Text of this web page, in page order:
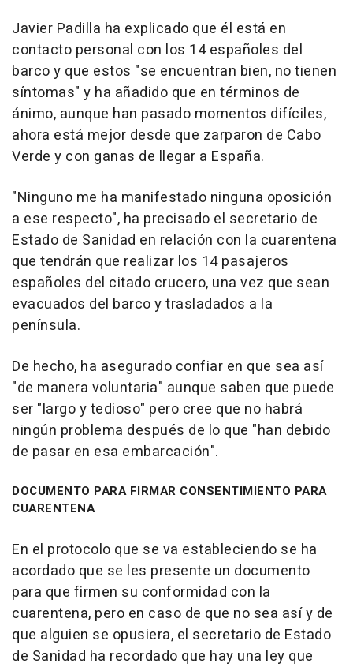
Javier Padilla ha explicado que él está en
contacto personal con los 14 españoles del
barco y que estos "se encuentran bien, no tienen
síntomas" y ha añadido que en términos de
ánimo, aunque han pasado momentos difíciles,
ahora está mejor desde que zarparon de Cabo
Verde y con ganas de llegar a España.
"Ninguno me ha manifestado ninguna oposición
a ese respecto", ha precisado el secretario de
Estado de Sanidad en relación con la cuarentena
que tendrán que realizar los 14 pasajeros
españoles del citado crucero, una vez que sean
evacuados del barco y trasladados a la
península.
De hecho, ha asegurado confiar en que sea así
"de manera voluntaria" aunque saben que puede
ser "largo y tedioso" pero cree que no habrá
ningún problema después de lo que "han debido
de pasar en esa embarcación".
DOCUMENTO PARA FIRMAR CONSENTIMIENTO PARA
CUARENTENA
En el protocolo que se va estableciendo se ha
acordado que se les presente un documento
para que firmen su conformidad con la
cuarentena, pero en caso de que no sea así y de
que alguien se opusiera, el secretario de Estado
de Sanidad ha recordado que hay una ley que